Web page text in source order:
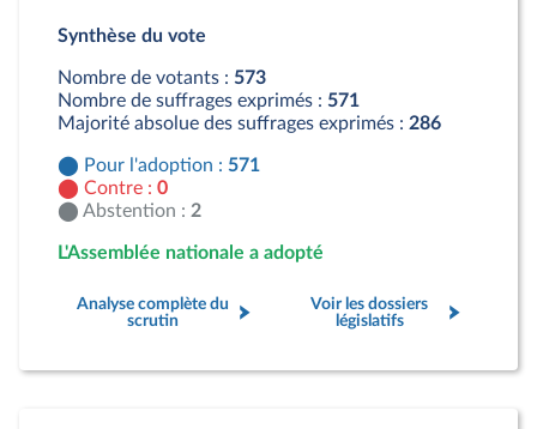
Abstention : 2 députés
Synthèse du vote
Nombre de votants : 573
Nombre de suffrages exprimés : 571
Majorité absolue des suffrages exprimés : 286
Pour l'adoption : 571
Contre : 0
Abstention : 2
L'Assemblée nationale a adopté
Analyse complète du
scrutin
Voir les dossiers
législatifs